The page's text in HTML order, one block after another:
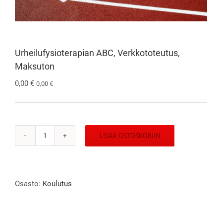
Urheilufysioterapian ABC, Verkkototeutus,
Maksuton
0,00 € 0,00 €
Urheilufysioterapian ABC,
LISÄÄ OSTOSKORIIN
Osasto: Koulutus